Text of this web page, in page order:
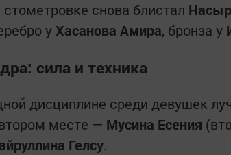
снова блистал
у Хасанова Амира, бронза у
сила и техника
дисциплине среди девушек
месте — Мусина Есения
Гелсу.